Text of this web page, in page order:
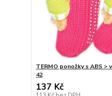
TERMO ponožky s ABS >
42
137 Kč